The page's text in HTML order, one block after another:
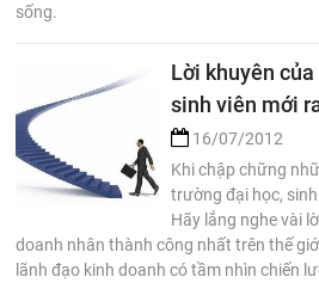
sống.
Lời khuyên
sinh viên mới
16/07/2012
Khi chập chững
trường đại học,
Hãy lắng nghe vài
doanh nhân thành công nhất trên thế
lãnh đạo kinh doanh có tầm nhìn chiến